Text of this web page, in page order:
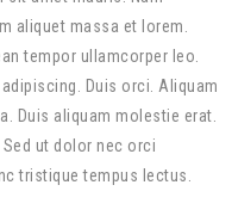
aliquet massa et lorem.
tempor ullamcorper leo.
Duis orci. Aliquam
Duis aliquam molestie erat.
ut dolor nec orci
tristique tempus lectus.